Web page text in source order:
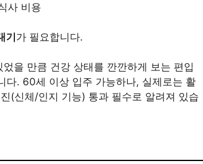
사 비용
기가 필요합니다.
을 만큼 건강 상태를 깐깐하게 보는 편입
다. 60세 이상 입주 가능하나, 실제로는 활
(신체/인지 기능) 통과 필수로 알려져 있습